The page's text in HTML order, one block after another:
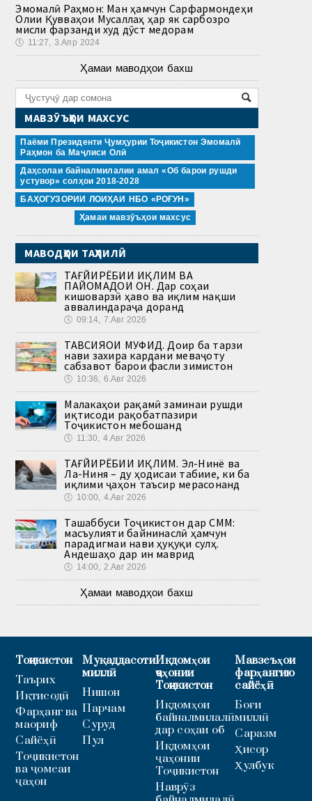
Эмомалӣ Раҳмон: Ман ҳамчун Сарфармондеҳи
Олии Қувваҳои Мусаллаҳ ҳар як сарбозро
мисли фарзанди худ дӯст медорам
🕔 11:27, 3.Апр 2024
Ҳамаи маводҳои бахш
МАВЗӮЪҲОИ МАХСУС
Паёми Президенти Ҷумҳурии Тоҷикистон Эмомалӣ
Раҳмон ба Маҷлиси Олӣ
Даҳсолаи байналмилалии амал «Об барои рушди
устувор» солҳои 2018-2028
БАҲОГУЗОРИИ ЛОИҲАИ НБО «РОҒУН»
Ҳамаи мавзӯъҳои махсус
МАВОДҲОИ ТАҲЛИЛӢ
ТАҒЙИРЁБИИ ИҚЛИМ ВА
ПАЙОМАДҲОИ ОН. Дар соҳаи
кишоварзӣ ҳаво ва иқлим нақши
аввалиндараҷа доранд
🕔 09:14, 7.Авг 2026
ТАВСИЯҲОИ МУФИД. Доир ба тарзи
нави захира кардани меваҷоту
сабзавот барои фасли зимистон
🕔 10:36, 6.Авг 2026
Малакаҳои рақамӣ заминаи рушди
иқтисоди рақобатпазири
Тоҷикистон мебошанд
🕔 11:30, 4.Авг 2026
ТАҒЙИРЁБИИ ИҚЛИМ. Эл-Нинё ва
Ла-Ниня – ду ҳодисаи табиие, ки ба
иқлими ҷаҳон таъсир мерасонанд
🕔 10:00, 4.Авг 2026
Ташаббуси Тоҷикистон дар СММ:
масъулияти байнинаслӣ ҳамчун
парадигмаи нави ҳуқуқи сулҳ.
Андешаҳо дар ин маврид
🕔 14:00, 2.Авг 2026
Ҳамаи маводҳои бахш
Тоҷикистон
Таърих
Иқтисодӣ
Фарҳанг ва
маориф
Сайёҳӣ
Тоҷикистон
ва ҷомеаи
ҷаҳон
Муқаддасоти
миллӣ
Нишон
Парчам
Суруд
Пул
Иқдомҳои
ҷаҳонии
Тоҷикистон
Иқдомҳои
байналмилалӣ
дар соҳаи об
Иқдомҳои
ҷаҳонии
Тоҷикистон
Наврӯз
Мавзеъҳои
фарҳангию
сайёҳӣ
Боғи
миллӣ
Саразм
Ҳисор
Ҳулбук